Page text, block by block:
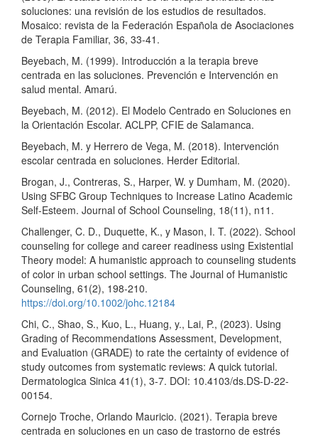
soluciones: una revisión de los estudios de resultados.
Mosaico: revista de la Federación Española de Asociaciones
de Terapia Familiar, 36, 33-41.
Beyebach, M. (1999). Introducción a la terapia breve
centrada en las soluciones. Prevención e Intervención en
salud mental. Amarú.
Beyebach, M. (2012). El Modelo Centrado en Soluciones en
la Orientación Escolar. ACLPP, CFIE de Salamanca.
Beyebach, M. y Herrero de Vega, M. (2018). Intervención
escolar centrada en soluciones. Herder Editorial.
Brogan, J., Contreras, S., Harper, W. y Dumham, M. (2020).
Using SFBC Group Techniques to Increase Latino Academic
Self-Esteem. Journal of School Counseling, 18(11), n11.
Challenger, C. D., Duquette, K., y Mason, I. T. (2022). School
counseling for college and career readiness using Existential
Theory model: A humanistic approach to counseling students
of color in urban school settings. The Journal of Humanistic
Counseling, 61(2), 198-210.
https://doi.org/10.1002/johc.12184
Chi, C., Shao, S., Kuo, L., Huang, y., Lai, P., (2023). Using
Grading of Recommendations Assessment, Development,
and Evaluation (GRADE) to rate the certainty of evidence of
study outcomes from systematic reviews: A quick tutorial.
Dermatologica Sinica 41(1), 3-7. DOI: 10.4103/ds.DS-D-22-
00154.
Cornejo Troche, Orlando Mauricio. (2021). Terapia breve
centrada en soluciones en un caso de trastorno de estrés